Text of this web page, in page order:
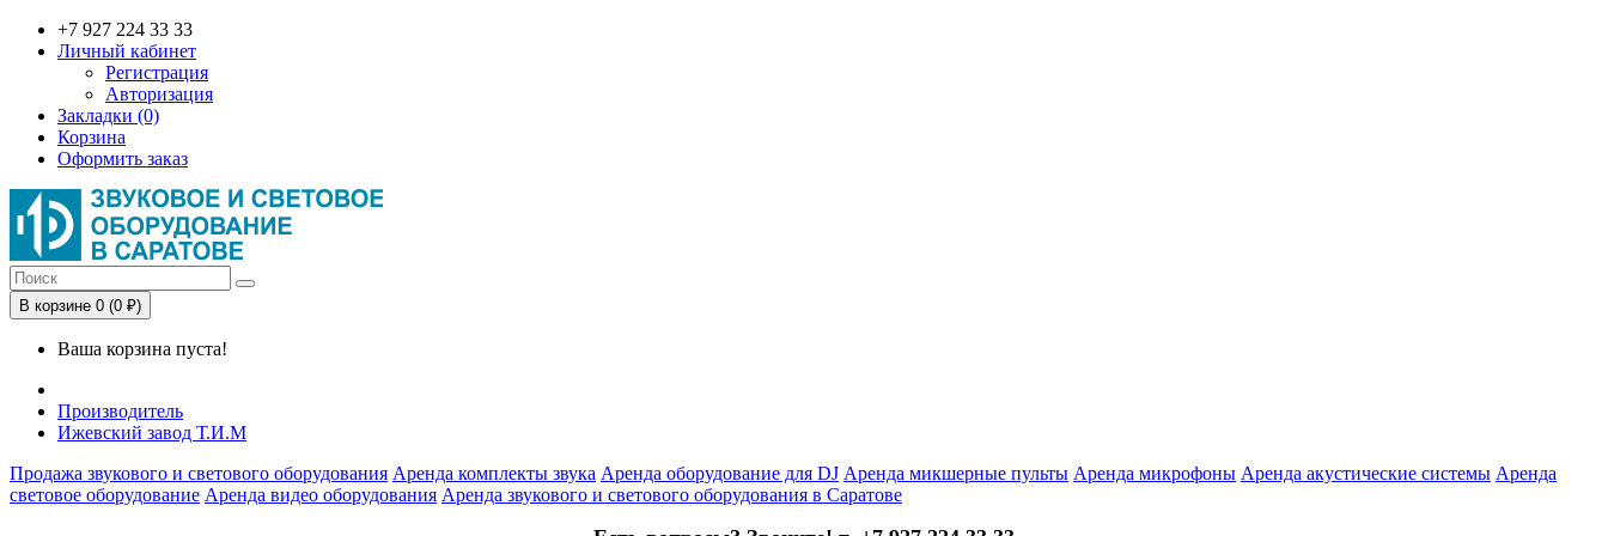
+7 927 224 33 33
Личный кабинет
Регистрация
Авторизация
Закладки (0)
Корзина
Оформить заказ
В корзине 0 (0 ₽)
Ваша корзина пуста!
Производитель
Ижевский завод Т.И.М
Продажа звукового и светового оборудования Аренда комплекты звука Аренда оборудование для DJ Аренда микшерные пульты Аренда микрофоны Аренда акустические системы Аренда
световое оборудование Аренда видео оборудования Аренда звукового и светового оборудования в Саратове